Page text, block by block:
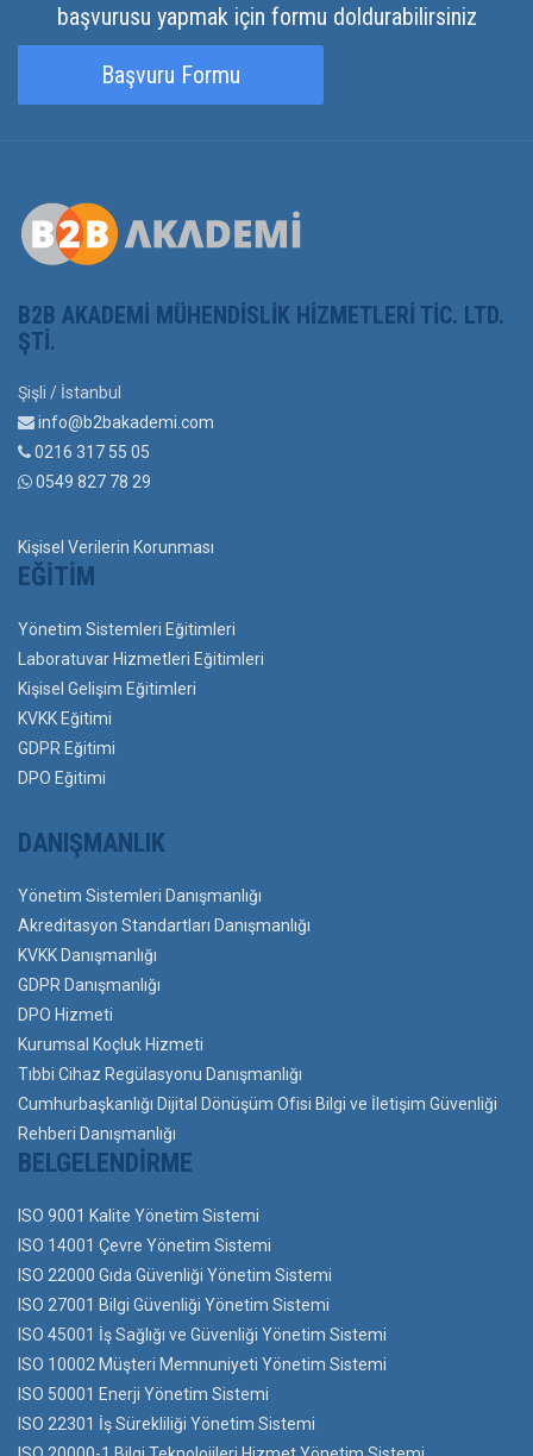
başvurusu yapmak için formu doldurabilirsiniz
Başvuru Formu
B2B AKADEMI MÜHENDISLIK HIZMETLERI TIC. LTD.
ŞTI.
Şişli / İstanbul
info@b2bakademi.com
0216 317 55 05
0549 827 78 29
Kişisel Verilerin Korunması
EĞITIM
Yönetim Sistemleri Eğitimleri
Laboratuvar Hizmetleri Eğitimleri
Kişisel Gelişim Eğitimleri
KVKK Eğitimi
GDPR Eğitimi
DPO Eğitimi
DANIŞMANLIK
Yönetim Sistemleri Danışmanlığı
Akreditasyon Standartları Danışmanlığı
KVKK Danışmanlığı
GDPR Danışmanlığı
DPO Hizmeti
Kurumsal Koçluk Hizmeti
Tıbbi Cihaz Regülasyonu Danışmanlığı
Cumhurbaşkanlığı Dijital Dönüşüm Ofisi Bilgi ve İletişim Güvenliği
Rehberi Danışmanlığı
BELGELENDIRME
ISO 9001 Kalite Yönetim Sistemi
ISO 14001 Çevre Yönetim Sistemi
ISO 22000 Gıda Güvenliği Yönetim Sistemi
ISO 27001 Bilgi Güvenliği Yönetim Sistemi
ISO 45001 İş Sağlığı ve Güvenliği Yönetim Sistemi
ISO 10002 Müşteri Memnuniyeti Yönetim Sistemi
ISO 50001 Enerji Yönetim Sistemi
ISO 22301 İş Sürekliliği Yönetim Sistemi